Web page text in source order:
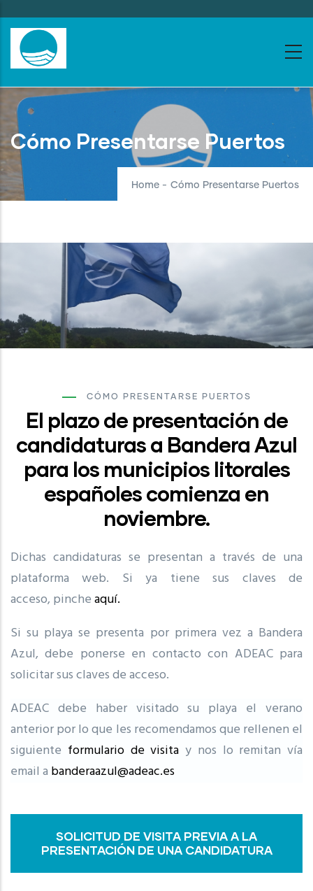
to
main
content
Cómo Presentarse Puertos
Home - Cómo Presentarse Puertos
CÓMO PRESENTARSE PUERTOS
El plazo de presentación de
candidaturas a Bandera Azul
para los municipios litorales
españoles comienza en
noviembre.
Dichas candidaturas se presentan a través de una
plataforma web. Si ya tiene sus claves de
acceso, pincheaquí.
Si su playa se presenta por primera vez a Bandera
Azul, debe ponerse en contacto con ADEAC para
solicitar sus claves de acceso.
ADEAC debe haber visitado su playa el verano
anterior por lo que les recomendamos que rellenen el
siguiente formulario de visita y nos lo remitan vía
email a banderaazul@adeac.es
SOLICITUD DE VISITA PREVIA A LA
PRESENTACIÓN DE UNA CANDIDATURA